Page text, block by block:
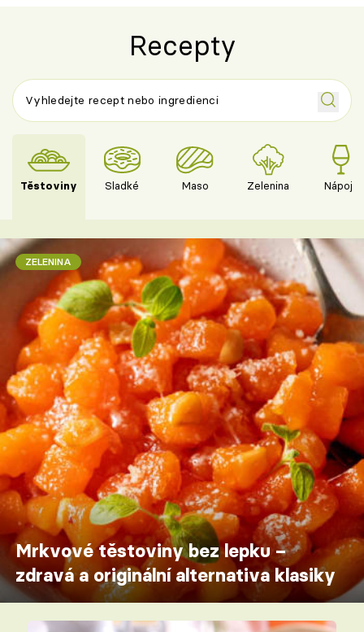
Recepty
Těstoviny Sladké Maso Zelenina Nápoje
ZELENINA
Mrkvové těstoviny bez lepku –
zdravá a originální alternativa klasiky